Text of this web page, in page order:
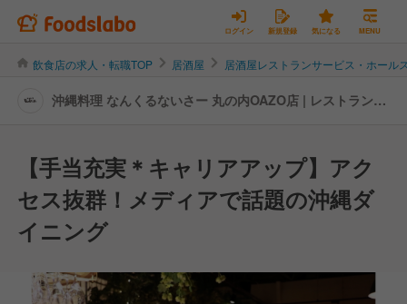
ログイン 新規登録 気になる MENU
飲食店の求人・転職TOP 居酒屋 居酒屋レストランサービス・ホール
沖縄料理 なんくるないさー 丸の内OAZO店 | レストランサ
【手当充実＊キャリアアップ】アク
セス抜群！メディアで話題の沖縄ダ
イニング